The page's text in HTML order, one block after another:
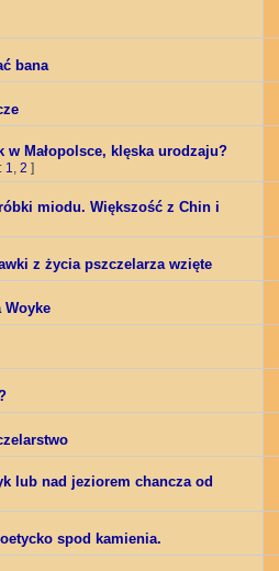
bana
w Małopolsce, klęska urodzaju?
1, 2 ]
miodu. Większość z Chin i
z życia pszczelarza wzięte
Woyke
lub nad jeziorem chancza od
spod kamienia.